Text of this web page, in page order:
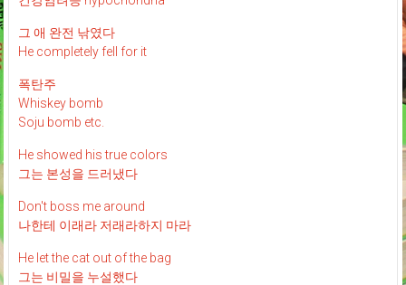
그 애 완전 낚였다
He completely fell for it
폭탄주
Whiskey bomb
Soju bomb etc.
He showed his true colors
그는 본성을 드러냈다
Don't boss me around
나한테 이래라 저래라하지 마라
He let the cat out of the bag
그는 비밀을 누설했다